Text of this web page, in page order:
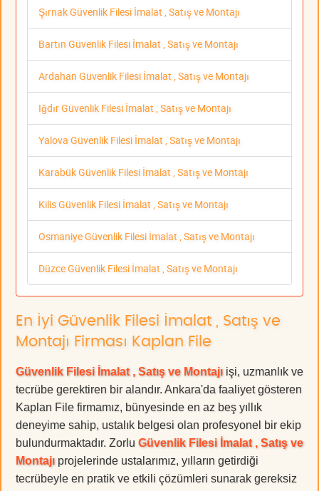
Şırnak Güvenlik Filesi İmalat , Satış ve Montajı
Bartın Güvenlik Filesi İmalat , Satış ve Montajı
Ardahan Güvenlik Filesi İmalat , Satış ve Montajı
Iğdır Güvenlik Filesi İmalat , Satış ve Montajı
Yalova Güvenlik Filesi İmalat , Satış ve Montajı
Karabük Güvenlik Filesi İmalat , Satış ve Montajı
Kilis Güvenlik Filesi İmalat , Satış ve Montajı
Osmaniye Güvenlik Filesi İmalat , Satış ve Montajı
Düzce Güvenlik Filesi İmalat , Satış ve Montajı
En İyi Güvenlik Filesi İmalat , Satış ve
Montajı Firması Kaplan File
Güvenlik Filesi İmalat , Satış ve Montajıişi, uzmanlık ve
tecrübe gerektiren bir alandır. Ankara'da faaliyet gösteren
Kaplan File firmamız, bünyesinde en az beş yıllık
deneyime sahip, ustalık belgesi olan profesyonel bir ekip
bulundurmaktadır. Zorlu Güvenlik Filesi İmalat , Satış ve
Montajıprojelerinde ustalarımız, yılların getirdiği
tecrübeyle en pratik ve etkili çözümleri sunarak gereksiz